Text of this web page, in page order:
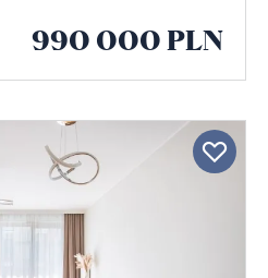
990 000 PLN